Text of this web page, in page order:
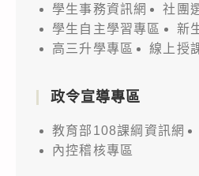
學生事務資訊網
社團
學生自主學習專區
新
高三升學專區
線上授
政令宣導專區
教育部108課綱資訊網
內控稽核專區